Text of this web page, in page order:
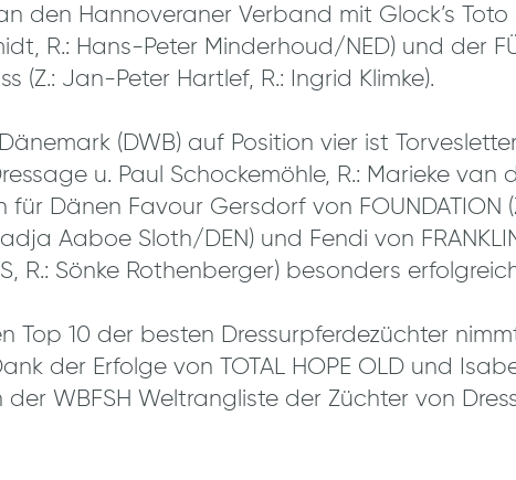
den Hannoveraner Verband mit Glock’s Toto
R.: Hans-Peter Minderhoud/NED) und der
(Z.: Jan-Peter Hartlef, R.: Ingrid Klimke).
(DWB) auf Position vier ist
u. Paul Schockemöhle, R.: Marieke van
für Dänen Favour Gersdorf von FOUNDATION
Aaboe Sloth/DEN) und Fendi von
R.: Sönke Rothenberger) besonders
Top 10 der besten Dressurpferdezüchter
der Erfolge von TOTAL HOPE OLD und
der WBFSH Weltrangliste der Züchter von